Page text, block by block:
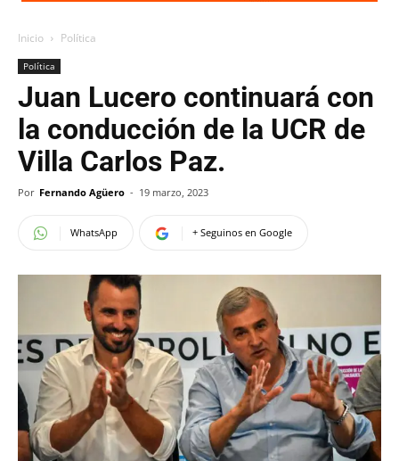
Inicio Política
Política
Juan Lucero continuará con
la conducción de la UCR de
Villa Carlos Paz.
Por Fernando Agüero - 19 marzo, 2023
WhatsApp + Seguinos en Google